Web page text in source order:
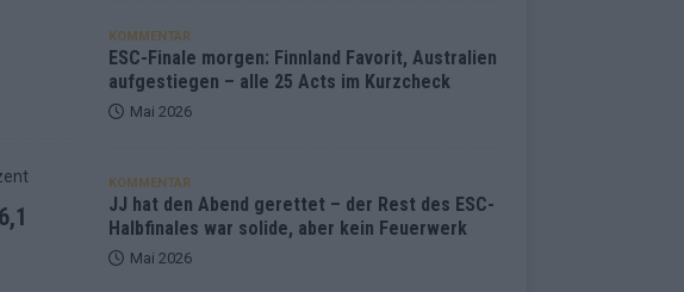
KOMMENTAR
ESC-Finale morgen: Finnland Favorit, Australien
aufgestiegen – alle 25 Acts im Kurzcheck
Mai 2026
KOMMENTAR
JJ hat den Abend gerettet – der Rest des ESC-
Halbfinales war solide, aber kein Feuerwerk
Mai 2026